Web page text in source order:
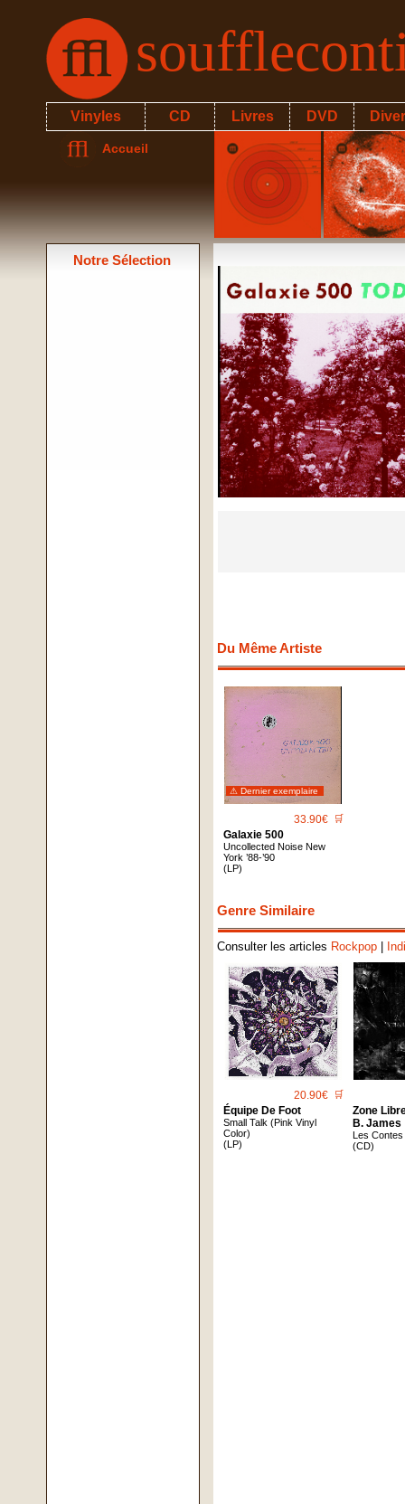
Vinyles CD Livres DVD
Accueil
Notre Sélection
Du Même Artiste
⚠ Dernier exemplaire
33.90€ 🛒
Galaxie 500
Uncollected Noise New
York ’88-’90
(LP)
Genre Similaire
Consulter les articles Rockpop |
20.90€ 🛒
Équipe De Foot
Small Talk (Pink Vinyl
Color)
(LP)
Zone
B. James
Les
(CD)